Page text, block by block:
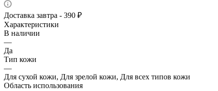
Доставка завтра - 390 ₽
Характеристики
В наличии
—
Да
Тип кожи
—
Для сухой кожи, Для зрелой кожи, Для всех типов кожи
Область использования